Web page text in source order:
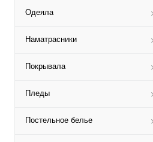
Одеяла
Наматрасники
Покрывала
Пледы
Постельное белье